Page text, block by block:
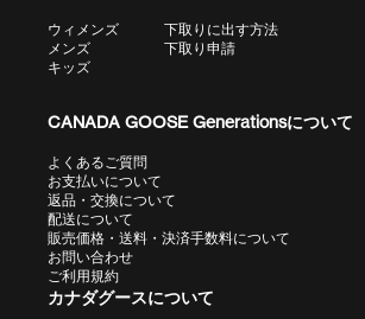
ウィメンズ
メンズ
キッズ
下取りに出す方法
下取り申請
CANADA GOOSE Generationsについて
よくあるご質問
お支払いについて
返品・交換について
配送について
販売価格・送料・決済手数料について
お問い合わせ
ご利用規約
カナダグースについて